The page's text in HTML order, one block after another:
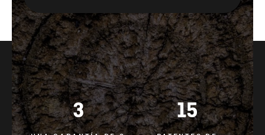
3
UNA GARANTÍA DE 3
AÑOS
15
PATENTES DE
INNOVACIÓN
900 10